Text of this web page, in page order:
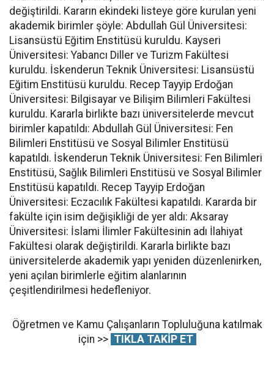
değiştirildi. Kararın ekindeki listeye göre kurulan yeni
akademik birimler şöyle: Abdullah Gül Üniversitesi:
Lisansüstü Eğitim Enstitüsü kuruldu. Kayseri
Üniversitesi: Yabancı Diller ve Turizm Fakültesi
kuruldu. İskenderun Teknik Üniversitesi: Lisansüstü
Eğitim Enstitüsü kuruldu. Recep Tayyip Erdoğan
Üniversitesi: Bilgisayar ve Bilişim Bilimleri Fakültesi
kuruldu. Kararla birlikte bazı üniversitelerde mevcut
birimler kapatıldı: Abdullah Gül Üniversitesi: Fen
Bilimleri Enstitüsü ve Sosyal Bilimler Enstitüsü
kapatıldı. İskenderun Teknik Üniversitesi: Fen Bilimleri
Enstitüsü, Sağlık Bilimleri Enstitüsü ve Sosyal Bilimler
Enstitüsü kapatıldı. Recep Tayyip Erdoğan
Üniversitesi: Eczacılık Fakültesi kapatıldı. Kararda bir
fakülte için isim değişikliği de yer aldı: Aksaray
Üniversitesi: İslami İlimler Fakültesinin adı İlahiyat
Fakültesi olarak değiştirildi. Kararla birlikte bazı
üniversitelerde akademik yapı yeniden düzenlenirken,
yeni açılan birimlerle eğitim alanlarının
çeşitlendirilmesi hedefleniyor.
Öğretmen ve Kamu Çalışanların Topluluğuna katılmak
için >> TIKLA TAKİP ET